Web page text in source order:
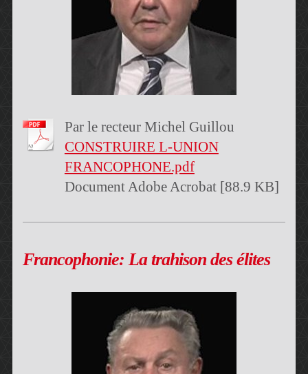
Par le recteur Michel Guillou
CONSTRUIRE L-UNION
FRANCOPHONE.pdf
Document Adobe Acrobat [88.9 KB]
Francophonie: La trahison des élites